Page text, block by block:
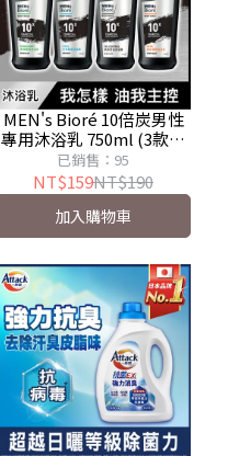
MEN's Bioré 10倍炭男性
專用沐浴乳 750ml (3款任
選)
已銷售：95
NT$159NT$190
加入購物車